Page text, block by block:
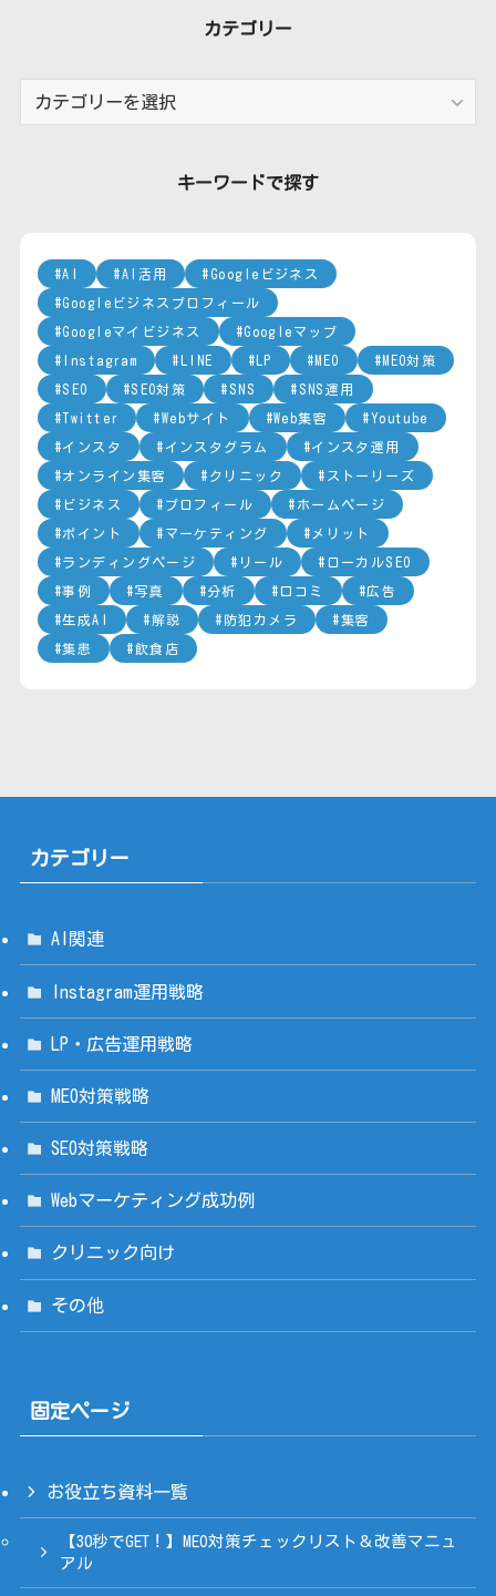
カテゴリー
キーワードで探す
AI AI活用 Googleビジネス
Googleビジネスプロフィール
Googleマイビジネス Googleマップ
Instagram LINE LP MEO MEO対策
SEO SEO対策 SNS SNS運用
Twitter Webサイト Web集客 Youtube
インスタ インスタグラム インスタ運用
オンライン集客 クリニック ストーリーズ
ビジネス プロフィール ホームページ
ポイント マーケティング メリット
ランディングページ リール ローカルSEO
事例 写真 分析 口コミ 広告
生成AI 解説 防犯カメラ 集客
集患 飲食店
カテゴリー
AI関連
Instagram運用戦略
LP・広告運用戦略
MEO対策戦略
SEO対策戦略
Webマーケティング成功例
クリニック向け
その他
固定ページ
お役立ち資料一覧
【30秒でGET！】MEO対策チェックリスト＆改善マニュ
アル